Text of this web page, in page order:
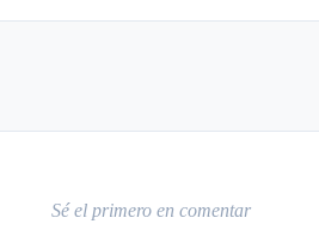
Sé el primero en comentar